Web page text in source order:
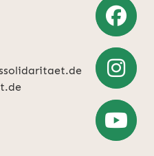
Weiter
zu
Facebook
Weiter
zu